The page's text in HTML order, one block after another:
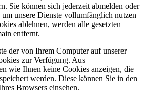
Sie können sich jederzeit abmelden oder
um unsere Dienste vollumfänglich nutzen
ablehnen, werden alle gesetzten
entfernt.
der von Ihrem Computer auf unserer
zur Verfügung. Aus
wie Ihnen keine Cookies anzeigen, die
werden. Diese können Sie in den
Browsers einsehen.